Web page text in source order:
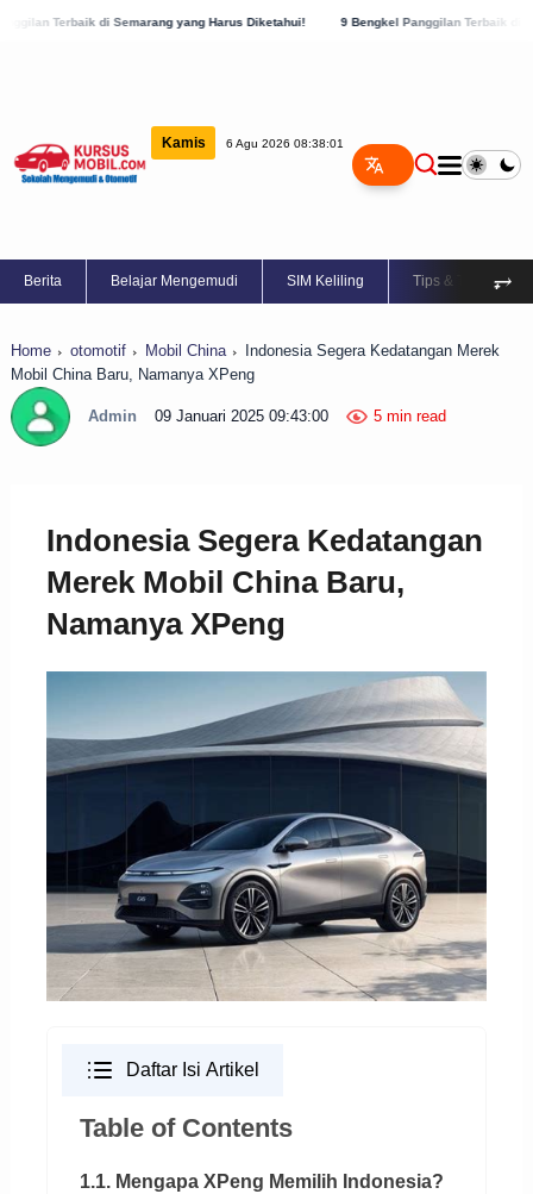
yang Harus Diketahui! 9 Bengkel Panggilan Terbaik di Kabupaten
Kamis 6 Agu 2026 08:38:02
Berita Belajar Mengemudi SIM Keliling Tips & Trik ⥅
Home otomotif Mobil China
Indonesia Segera Kedatangan Merek
Mobil China Baru, Namanya XPeng
Admin 09 Januari 2025 09:43:00 5 min read
Indonesia Segera Kedatangan
Merek Mobil China Baru,
Namanya XPeng
Daftar Isi Artikel
Table of Contents
1.1. Mengapa XPeng Memilih Indonesia?